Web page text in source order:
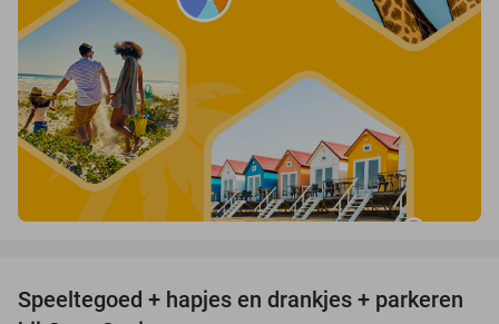
50%
Speeltegoed + hapjes en drankjes + parkeren